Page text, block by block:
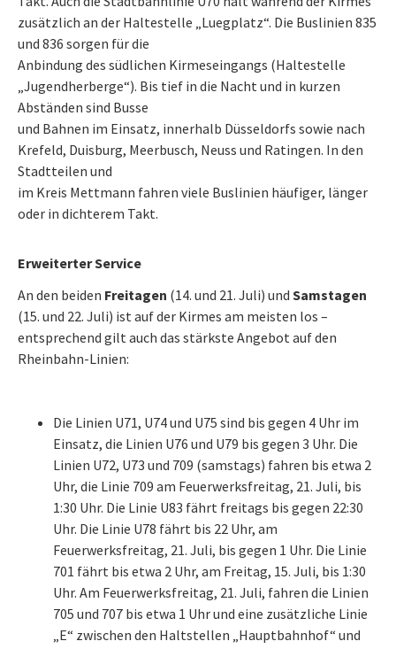
zusätzlich an der Haltestelle „Luegplatz“. Die Buslinien 835
und 836 sorgen für die
Anbindung des südlichen Kirmeseingangs (Haltestelle
„Jugendherberge“). Bis tief in die Nacht und in kurzen
Abständen sind Busse
und Bahnen im Einsatz, innerhalb Düsseldorfs sowie nach
Krefeld, Duisburg, Meerbusch, Neuss und Ratingen. In den
Stadtteilen und
im Kreis Mettmann fahren viele Buslinien häufiger, länger
oder in dichterem Takt.
Erweiterter Service
An den beiden Freitagen (14. und 21. Juli) und Samstagen
(15. und 22. Juli) ist auf der Kirmes am meisten los –
entsprechend gilt auch das stärkste Angebot auf den
Rheinbahn-Linien:
Die Linien U71, U74 und U75 sind bis gegen 4 Uhr im
Einsatz, die Linien U76 und U79 bis gegen 3 Uhr. Die
Linien U72, U73 und 709 (samstags) fahren bis etwa 2
Uhr, die Linie 709 am Feuerwerksfreitag, 21. Juli, bis
1:30 Uhr. Die Linie U83 fährt freitags bis gegen 22:30
Uhr. Die Linie U78 fährt bis 22 Uhr, am
Feuerwerksfreitag, 21. Juli, bis gegen 1 Uhr. Die Linie
701 fährt bis etwa 2 Uhr, am Freitag, 15. Juli, bis 1:30
Uhr. Am Feuerwerksfreitag, 21. Juli, fahren die Linien
705 und 707 bis etwa 1 Uhr und eine zusätzliche Linie
„E“ zwischen den Haltstellen „Hauptbahnhof“ und